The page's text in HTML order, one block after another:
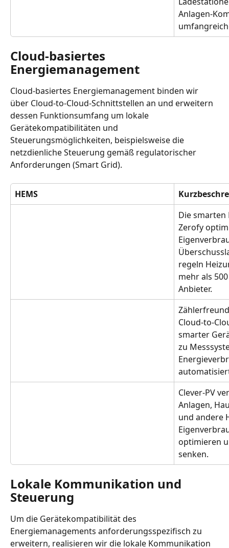
Anlagen-
Cloud-basiertes
Energiemanagement
Cloud-basiertes Energiemanagement binden wir
über Cloud-to-Cloud-Schnittstellen an und erweitern
dessen Funktionsumfang um lokale
Gerätekompatibilitäten und
Steuerungsmöglichkeiten, beispielsweise die
netzdienliche Steuerung gemäß regulatorischer
Anforderungen (Smart Grid).
HEMS
Die
Zerofy
regeln
mehr als
Anbieter.
Cloud-to-
smarter
zu
Clever-PV
Anlagen,
und andere
optimieren
senken.
Lokale Kommunikation und
Steuerung
Um die Gerätekompatibilität des
Energiemanagements anforderungsspezifisch zu
erweitern, realisieren wir die lokale Kommunikation